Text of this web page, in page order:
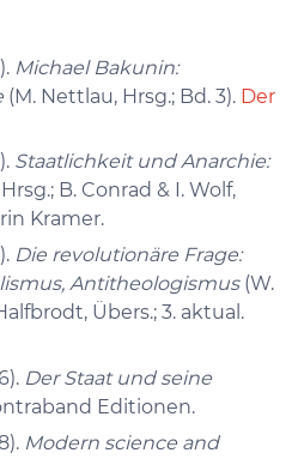
Michael Bakunin:
(M. Nettlau, Hrsg.; Bd. 3). Der
Staatlichkeit und Anarchie:
B. Conrad & I. Wolf,
Kramer.
Die revolutionäre Frage:
Antitheologismus(W.
Übers.; 3. aktual.
Der Staat und seine
Editionen.
Modern science and